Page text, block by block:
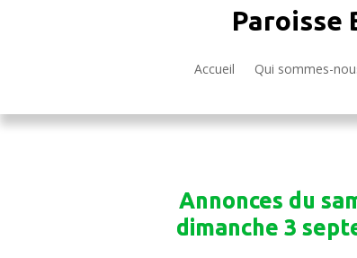
Paroisse
Accueil Qui sommes-
Annonces du
dimanche 3